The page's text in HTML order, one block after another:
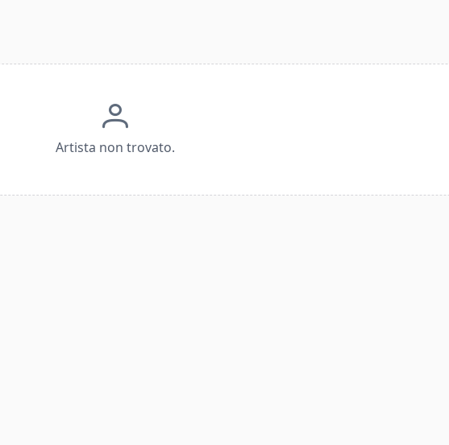
Artista non trovato.